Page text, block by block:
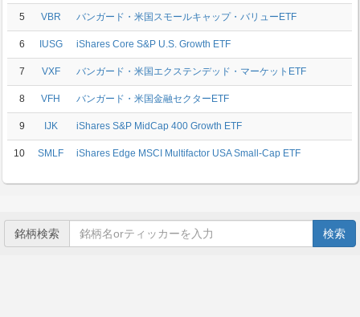
5 VBR バンガード・米国スモールキャップ・バリューETF
6 IUSG iShares Core S&P U.S. Growth ETF
7 VXF バンガード・米国エクステンデッド・マーケットETF
8 VFH バンガード・米国金融セクターETF
9 IJK iShares S&P MidCap 400 Growth ETF
10 SMLF iShares Edge MSCI Multifactor USA Small-Cap ETF
銘柄検索 検索